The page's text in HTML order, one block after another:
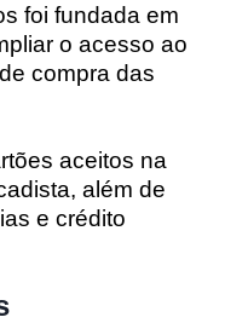
foi fundada em
o acesso ao
compra das
aceitos na
além de
e crédito